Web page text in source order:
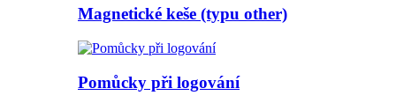
Magnetické keše (typu other)
Pomůcky při logování